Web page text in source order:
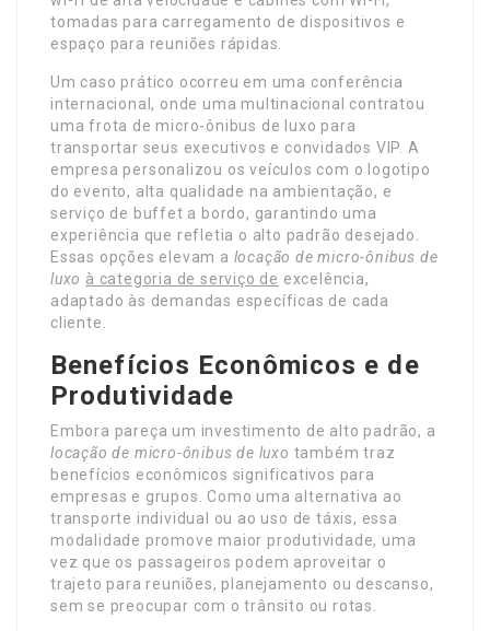
tomadas para carregamento de dispositivos e
espaço para reuniões rápidas.
Um caso prático ocorreu em uma conferência
internacional, onde uma multinacional contratou
uma frota de micro-ônibus de luxo para
transportar seus executivos e convidados VIP. A
empresa personalizou os veículos com o logotipo
do evento, alta qualidade na ambientação, e
serviço de buffet a bordo, garantindo uma
experiência que refletia o alto padrão desejado.
Essas opções elevam a locação de micro-ônibus de
luxo à categoria de serviço de excelência,
adaptado às demandas específicas de cada
cliente.
Benefícios Econômicos e de
Produtividade
Embora pareça um investimento de alto padrão, a
locação de micro-ônibus de luxo também traz
benefícios econômicos significativos para
empresas e grupos. Como uma alternativa ao
transporte individual ou ao uso de táxis, essa
modalidade promove maior produtividade, uma
vez que os passageiros podem aproveitar o
trajeto para reuniões, planejamento ou descanso,
sem se preocupar com o trânsito ou rotas.